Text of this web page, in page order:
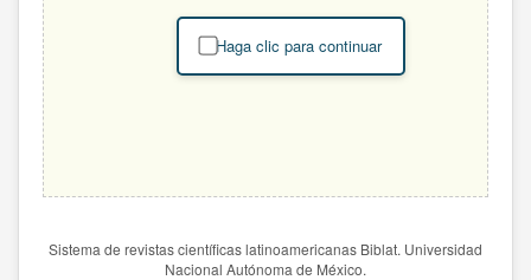
Haga clic para continuar
Sistema de revistas científicas latinoamericanas Biblat. Universidad
Nacional Autónoma de México.